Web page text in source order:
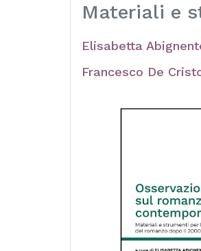
Materiali e
Elisabetta
Francesco De